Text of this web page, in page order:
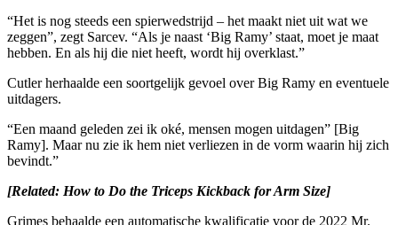
“Het is nog steeds een spierwedstrijd – het maakt niet uit wat we
zeggen”, zegt Sarcev. “Als je naast ‘Big Ramy’ staat, moet je maat
hebben. En als hij die niet heeft, wordt hij overklast.”
Cutler herhaalde een soortgelijk gevoel over Big Ramy en eventuele
uitdagers.
“Een maand geleden zei ik oké, mensen mogen uitdagen” [Big
Ramy]. Maar nu zie ik hem niet verliezen in de vorm waarin hij zich
bevindt.”
[Related: How to Do the Triceps Kickback for Arm Size]
Grimes behaalde een automatische kwalificatie voor de 2022 Mr.